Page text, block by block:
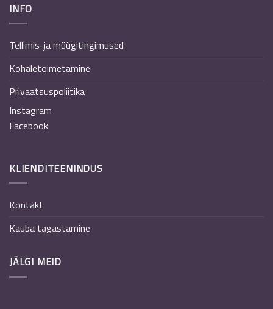
INFO
Tellimis-ja müügitingimused
Kohaletoimetamine
Privaatsuspoliitika
Instagram
Facebook
KLIENDITEENINDUS
Kontakt
Kauba tagastamine
JÄLGI MEID